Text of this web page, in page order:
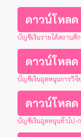
ดาวน์โหลด
บัญชีเงินรายได้สถานศึ
ดาวน์โหลด
บัญชีเงินอุดหนุนการวิจั
ดาวน์โหลด
บัญชีเงินอุดหนุนทั่วไป-